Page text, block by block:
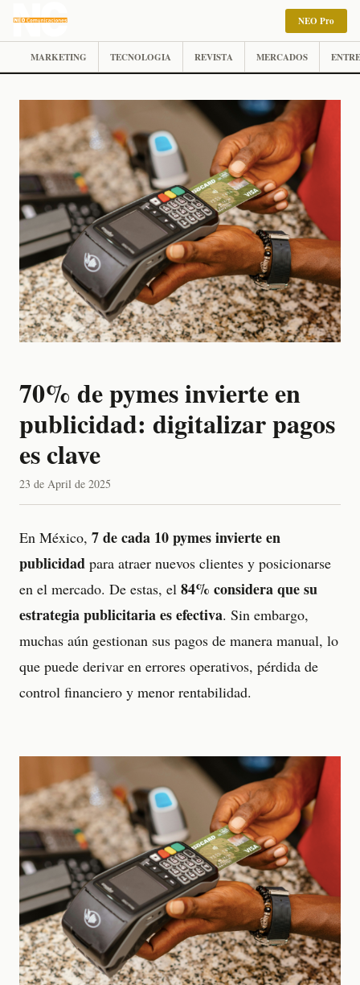
NEO Pro
MARKETING TECNOLOGIA REVISTA MERCADOS
70% de pymes invierte en
publicidad: digitalizar pagos
es clave
23 de April de 2025
En México, 7 de cada 10 pymes invierte en
publicidad para atraer nuevos clientes y posicionarse
en el mercado. De estas, el 84% considera que su
estrategia publicitaria es efectiva. Sin embargo,
muchas aún gestionan sus pagos de manera manual, lo
que puede derivar en errores operativos, pérdida de
control financiero y menor rentabilidad.